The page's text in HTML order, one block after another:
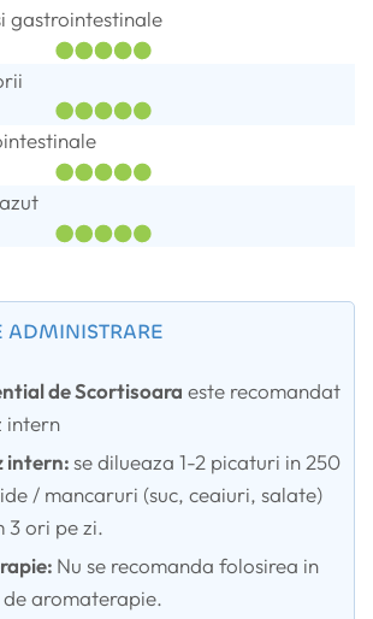
gastrointestinale
de Scortisoara este recomandat
intern
intern:se dilueaza 1-2 picaturi in 250
/ mancaruri (suc, ceaiuri, salate)
3 ori pe zi.
Nu se recomanda folosirea in
aromaterapie.